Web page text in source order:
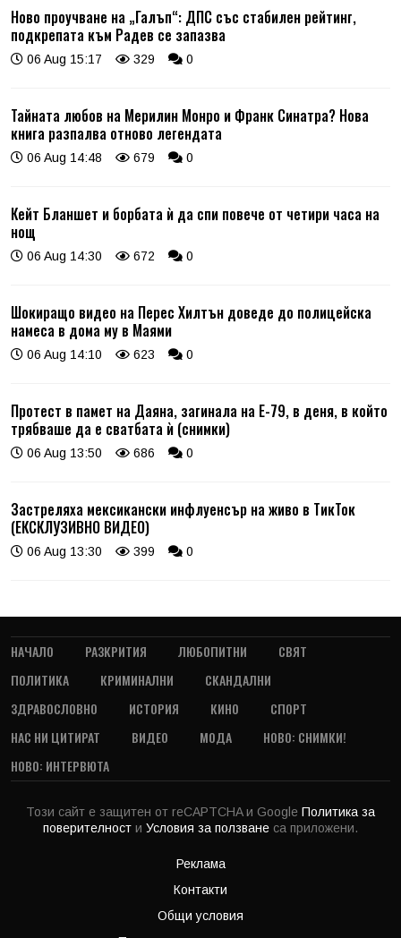
Ново проучване на „Галъп“: ДПС със стабилен рейтинг,
подкрепата към Радев се запазва
06 Aug 15:17 329 0
Тайната любов на Мерилин Монро и Франк Синатра? Нова
книга разпалва отново легендата
06 Aug 14:48 679 0
Кейт Бланшет и борбата ѝ да спи повече от четири часа на
нощ
06 Aug 14:30 672 0
Шокиращо видео на Перес Хилтън доведе до полицейска
намеса в дома му в Маями
06 Aug 14:10 623 0
Протест в памет на Даяна, загинала на Е-79, в деня, в който
трябваше да е сватбата ѝ (снимки)
06 Aug 13:50 686 0
Застреляха мексикански инфлуенсър на живо в ТикТок
(ЕКСКЛУЗИВНО ВИДЕО)
06 Aug 13:30 399 0
НАЧАЛО РАЗКРИТИЯ ЛЮБОПИТНИ
СВЯТ
ПОЛИТИКА
КРИМИНАЛНИ
СКАНДАЛНИ
ЗДРАВОСЛОВНО
ИСТОРИЯ КИНО
СПОРТ
НАС НИ ЦИТИРАТ
ВИДЕО МОДА
НОВО: СНИМКИ!
НОВО: ИНТЕРВЮТА
Този сайт е защитен от reCAPTCHA и Google Политика за
поверителност и Условия за ползване са приложени.
Реклама
Контакти
Общи условия